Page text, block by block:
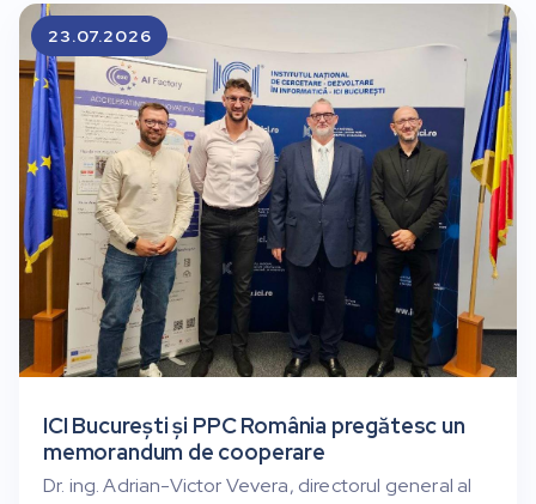
ICI București și PPC România pregătesc un
memorandum de cooperare
Dr. ing. Adrian-Victor Vevera, directorul general al
23.07.2026